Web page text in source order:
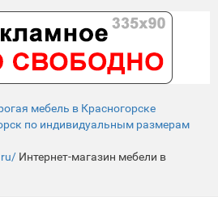
мебель в Красногорске
по индивидуальным размерам
Интернет-магазин мебели в